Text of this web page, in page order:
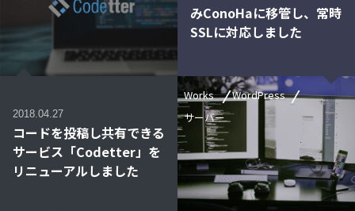
2018.04.27
コードを投稿し共有できる
サービス「Codetter」を
リニューアルしました
Works
WordPress
サーバー
みConoHaに移管し、常時
SSLに対応しました